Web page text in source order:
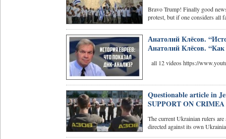
Bravo Trump! Finally good
protest, but if one considers all
Анатолий Клёсов.
Анатолий Клёсов.
all 12 videos https://
Questionable article in
SUPPORT ON
The current Ukrainian rulers
directed against its own